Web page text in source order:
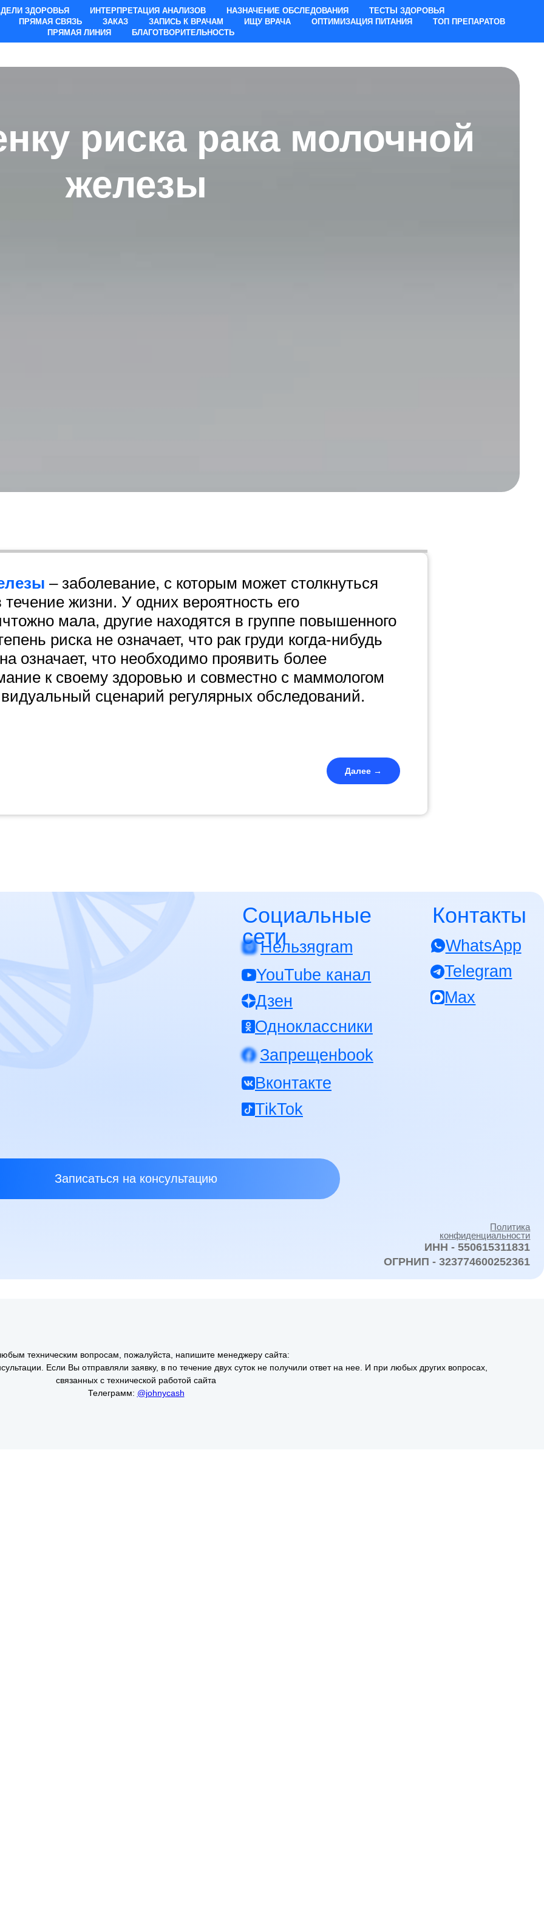
ЗДОРОВЬЯ ИНТЕРПРЕТАЦИЯ АНАЛИЗОВ НАЗНАЧЕНИЕ ОБСЛЕДОВАНИЯ
ТЕСТЫ ЗДОРОВЬЯ
ПРЯМАЯ СВЯЗЬ
ЗАКАЗ ЗАПИСЬ К ВРАЧАМ ИЩУ ВРАЧА ОПТИМИЗАЦИЯ ПИТАНИЯ
ТОП ПРЕПАРАТОВ
ПРЯМАЯ ЛИНИЯ
БЛАГОТВОРИТЕЛЬНОСТЬ
риска рака молочной
железы
– заболевание, с которым может столкнуться
жизни. У одних вероятность его
мала, другие находятся в группе повышенного
риска не означает, что рак груди когда-нибудь
означает, что необходимо проявить более
к своему здоровью и совместно с маммологом
сценарий регулярных обследований.
Далее →
Социальные
Контакты
Max
Вконтакте
Запрещенbook
Одноклассники
Дзен
техническим вопросам, пожалуйста, напишите менеджеру сайта:
Если Вы отправляли заявку, в по течение двух суток не получили ответ на нее. И при любых других вопросах,
связанных с технической работой сайта
Телеграмм: @johnycash